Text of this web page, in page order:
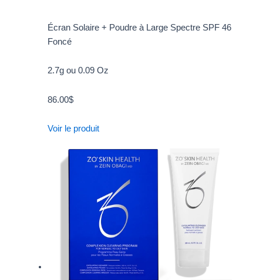
Écran Solaire + Poudre à Large Spectre SPF 46
Foncé
2.7g ou 0.09 Oz
86.00$
Voir le produit